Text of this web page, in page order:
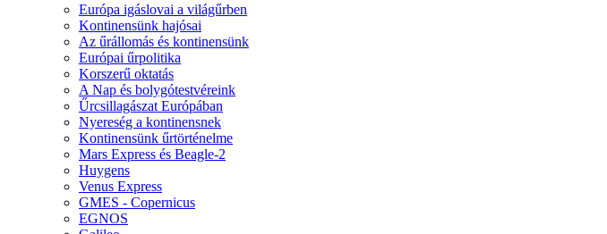
Európa igáslovai a világűrben
Kontinensünk hajósai
Az űrállomás és kontinensünk
Európai űrpolitika
Korszerű oktatás
A Nap és bolygótestvéreink
Űrcsillagászat Európában
Nyereség a kontinensnek
Kontinensünk űrtörténelme
Mars Express és Beagle-2
Huygens
Venus Express
GMES - Copernicus
EGNOS